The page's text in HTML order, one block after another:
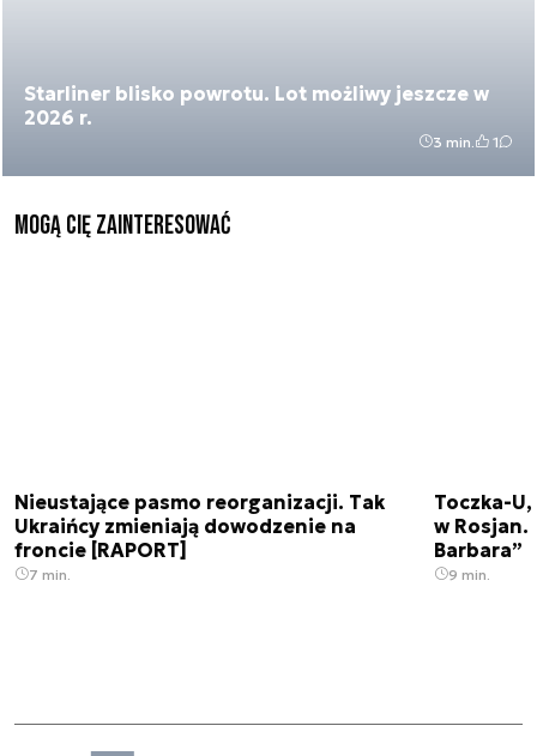
Starliner blisko powrotu. Lot możliwy jeszcze w
2026 r.
3 min. 1
Mogą Cię zainteresować
Nieustające pasmo reorganizacji. Tak
Ukraińcy zmieniają dowodzenie na
froncie [RAPORT]
7 min.
Toczka-
w Rosjan.
Barbara”
9 min.